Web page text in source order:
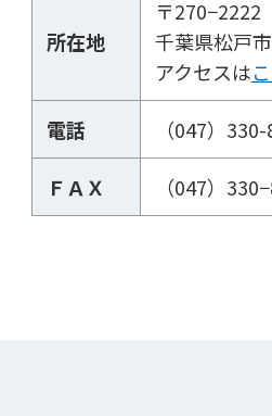
所在地
〒270−2222
千葉県松戸
アクセスは
電話 （047）
ＦＡＸ （047）